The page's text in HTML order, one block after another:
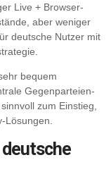
Live + Browser-
aber weniger
deutsche Nutzer mit
bequem
Gegenparteien-
zum Einstieg,
Lösungen.